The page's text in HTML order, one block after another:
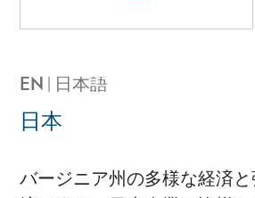
EN 日本語
日本
バージニア州の多様な経済